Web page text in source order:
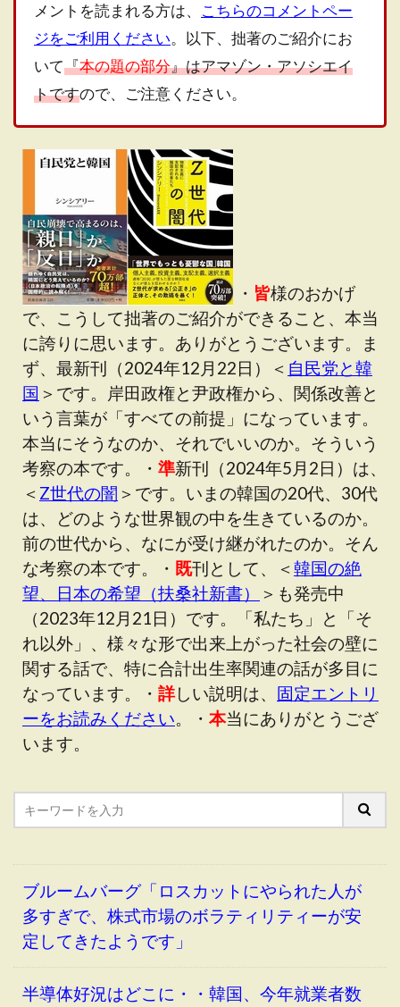
メントを読まれる方は、 こちらのコメントペー
ジをご利用ください。以下、拙著のご紹介にお
いて『本の題の部分』はアマゾン・アソシエイ
トですので、ご注意ください。
・ 皆様のおかげ
で、こうして拙著のご紹介ができること、本当
に誇りに思います。ありがとうございます。ま
ず、最新刊（2024年12月22日）＜ 自民党と韓
国 ＞です。岸田政権と尹政権から、関係改善と
いう言葉が「すべての前提」になっています。
本当にそうなのか、それでいいのか。そういう
考察の本です。・ 準新刊（2024年5月2日）は、
＜ Z世代の闇 ＞です。いまの韓国の20代、30代
は、どのような世界観の中を生きているのか。
前の世代から、なにが受け継がれたのか。そん
な考察の本です。・ 既刊として、＜韓国の絶
望、日本の希望（扶桑社新書）
＞も発売中
（2023年12月21日）です。「私たち」と「そ
れ以外」、様々な形で出来上がった社会の壁に
関する話で、特に合計出生率関連の話が多目に
なっています。・ 詳しい説明は、 固定エントリ
ーをお読みください。・ 本当にありがとうござ
います。
ブルームバーグ「ロスカットにやられた人が
多すぎで、株式市場のボラティリティーが安
定してきたようです」
半導体好況はどこに・・韓国、今年就業者数